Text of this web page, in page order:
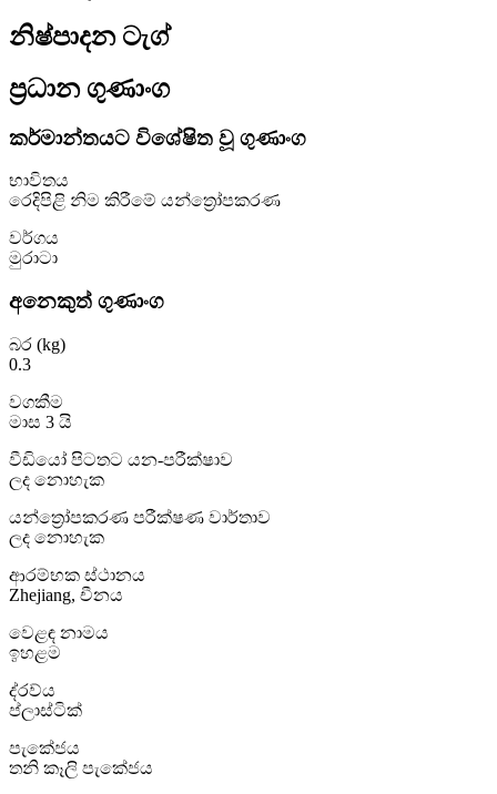
නිෂ්පාදන ටැග්
ප්‍රධාන ගුණාංග
කර්මාන්තයට විශේෂිත වූ ගුණාංග
භාවිතය
රෙදිපිළි නිම කිරීමේ යන්ත්‍රෝපකරණ
වර්ගය
මුරාටා
අනෙකුත් ගුණාංග
බර (kg)
0.3
වගකීම
මාස 3 යි
වීඩියෝ පිටතට යන-පරීක්ෂාව
ලද නොහැක
යන්ත්‍රෝපකරණ පරීක්ෂණ වාර්තාව
ලද නොහැක
ආරම්භක ස්ථානය
Zhejiang, චීනය
වෙළඳ නාමය
ඉහළම
ද්රව්ය
ප්ලාස්ටික්
පැකේජය
තනි කෑලි පැකේජය